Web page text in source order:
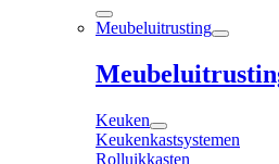
Meubeluitrusting
Keuken
Keukenkastsystemen
Rolluikkasten